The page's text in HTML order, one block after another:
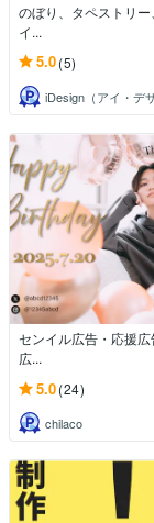
のぼり、タペストリ
イ...
5.0(5)
センイル広告・応援
広...
5.0(24)
chilaco